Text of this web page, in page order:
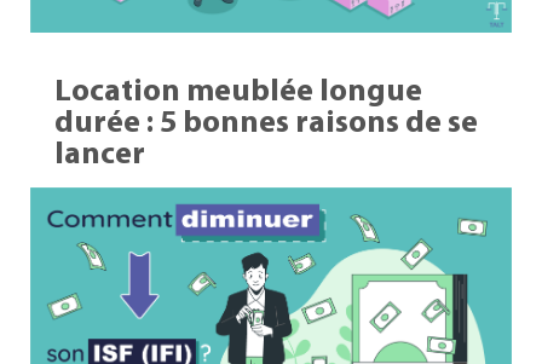
Location meublée longue
durée : 5 bonnes raisons de se
lancer